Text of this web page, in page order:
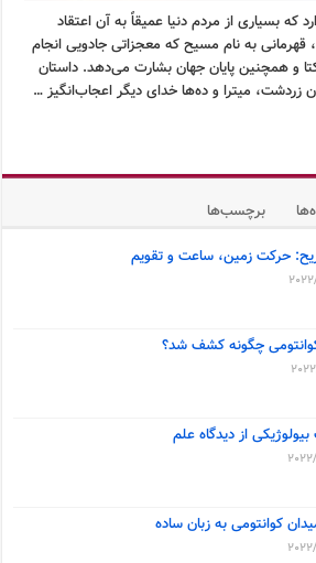
که بسیاری از مردم دنیا عمیقاً به آن اعتقاد
قهرمانی به نام مسیح که معجزاتی جادویی انجام
و همچنین پایان جهان بشارت می‌دهد. داستان
میترا و ده‌ها خدای دیگر اعجاب‌انگیز …
برچسب‌ها
حرکت زمین، ساعت و تقویم
چگونه کشف شد؟
از دیدگاه علم
کوانتومی به زبان ساده